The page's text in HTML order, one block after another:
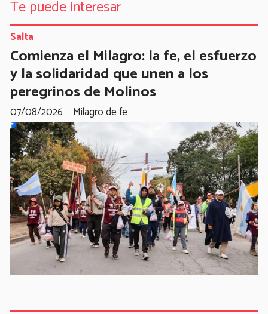
Te puede interesar
Comienza el Milagro: la fe, el esfuerzo
y la solidaridad que unen a los
peregrinos de Molinos
Milagro de fe
Salta
07/08/2026